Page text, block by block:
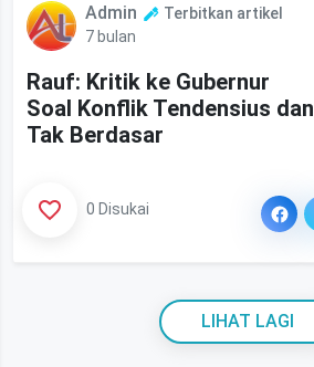
Admin
Terbitkan artikel
7 bulan
Rauf: Kritik ke Gubernur
Soal Konflik Tendensius dan
Tak Berdasar
0 Disukai
LIHAT LAGI